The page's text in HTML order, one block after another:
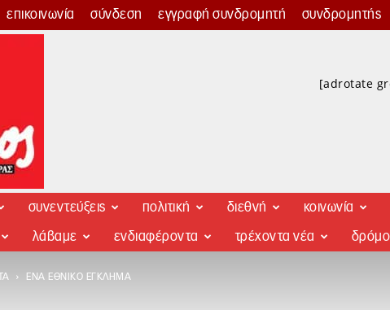
επικοινωνία σύνδεση εγγραφή συνδρομητή συνδρομητής
[adrotate
συνεντεύξεις πολιτική διεθνή κοινωνία
λάβαμε ενδιαφέροντα τρέχοντα νέα
ΈΝΑ ΕΘΝΙΚΌ ΈΓΚΛΗΜΑ